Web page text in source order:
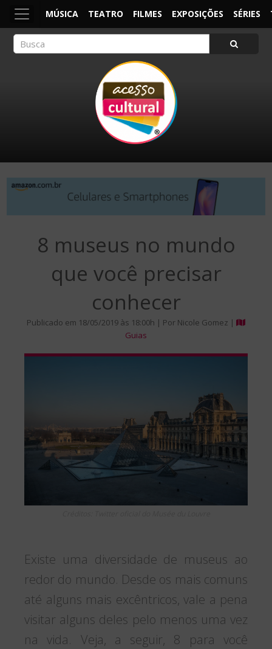
MÚSICA TEATRO FILMES EXPOSIÇÕES SÉRIES
8 museus no mundo
que você precisar
conhecer
Publicado em 18/05/2019 às 18:00h | Por Nicole Gomez |
Guias
Existe uma diversidade de museus ao
redor do mundo. Desde os mais comuns
até alguns mais excêntricos, vale a pena
visitar alguns deles pelo menos uma vez
na vida. Veja, a seguir, 8 para você